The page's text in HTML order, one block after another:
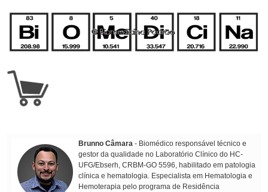
Brunno Câmara - Biomédico responsável técnico e
gestor da qualidade no Laboratório Clínico do HC-
UFG/Ebserh, CRBM-GO 5596, habilitado em patologia
clínica e hematologia. Especialista em Hematologia e
Hemoterapia pelo programa de Residência